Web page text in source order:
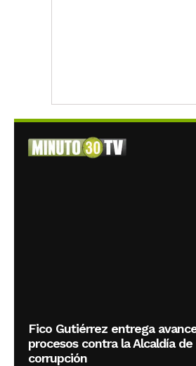
Fico Gutiérrez entrega
procesos contra la Alcaldía
corrupción